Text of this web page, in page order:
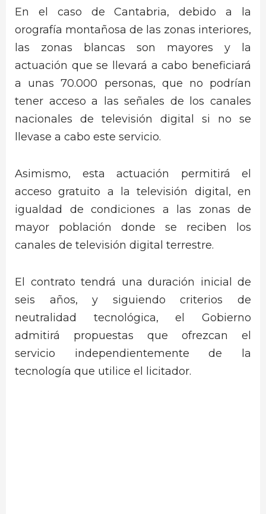
En el caso de Cantabria, debido a la
orografía montañosa de las zonas interiores,
las zonas blancas son mayores y la
actuación que se llevará a cabo beneficiará
a unas 70.000 personas, que no podrían
tener acceso a las señales de los canales
nacionales de televisión digital si no se
llevase a cabo este servicio.
Asimismo, esta actuación permitirá el
acceso gratuito a la televisión digital, en
igualdad de condiciones a las zonas de
mayor población donde se reciben los
canales de televisión digital terrestre.
El contrato tendrá una duración inicial de
seis años, y siguiendo criterios de
neutralidad tecnológica, el Gobierno
admitirá propuestas que ofrezcan el
servicio independientemente de la
tecnología que utilice el licitador.